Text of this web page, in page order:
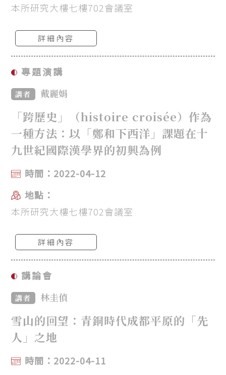
本所研究大樓七樓702會議室
詳細內容
專題演講
講者 戴麗娟
「跨歷史」（histoire croisée）作為
一種方法：以「鄭和下西洋」課題在十
九世紀國際漢學界的初興為例
時間：2022-04-12
地點：
本所研究大樓七樓702會議室
詳細內容
講論會
講者 林圭偵
雪山的回望：青銅時代成都平原的「先
人」之地
時間：2022-04-11